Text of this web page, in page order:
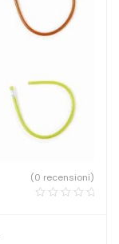
(0 recensioni)